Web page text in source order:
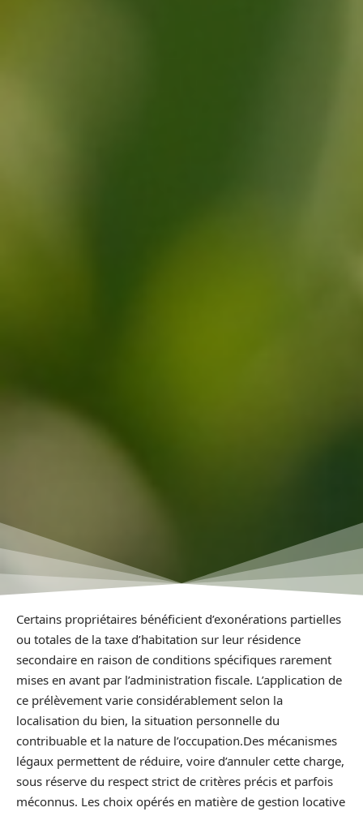
Certains propriétaires bénéficient d’exonérations partielles
ou totales de la taxe d’habitation sur leur résidence
secondaire en raison de conditions spécifiques rarement
mises en avant par l’administration fiscale. L’application de
ce prélèvement varie considérablement selon la
localisation du bien, la situation personnelle du
contribuable et la nature de l’occupation.Des mécanismes
légaux permettent de réduire, voire d’annuler cette charge,
sous réserve du respect strict de critères précis et parfois
méconnus. Les choix opérés en matière de gestion locative